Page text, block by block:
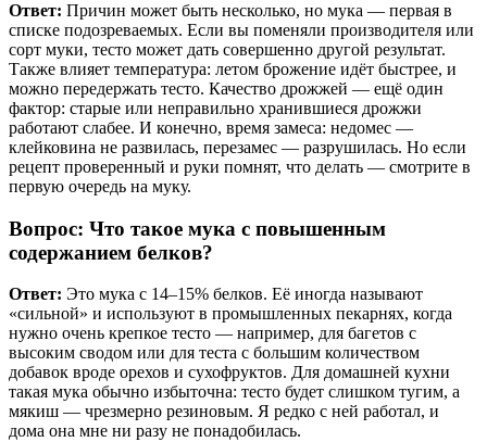
Ответ: Причин может быть несколько, но мука — первая в
списке подозреваемых. Если вы поменяли производителя или
сорт муки, тесто может дать совершенно другой результат.
Также влияет температура: летом брожение идёт быстрее, и
можно передержать тесто. Качество дрожжей — ещё один
фактор: старые или неправильно хранившиеся дрожжи
работают слабее. И конечно, время замеса: недомес —
клейковина не развилась, перезамес — разрушилась. Но если
рецепт проверенный и руки помнят, что делать — смотрите в
первую очередь на муку.
Вопрос: Что такое мука с повышенным
содержанием белков?
Ответ: Это мука с 14–15% белков. Её иногда называют
«сильной» и используют в промышленных пекарнях, когда
нужно очень крепкое тесто — например, для багетов с
высоким сводом или для теста с большим количеством
добавок вроде орехов и сухофруктов. Для домашней кухни
такая мука обычно избыточна: тесто будет слишком тугим, а
мякиш — чрезмерно резиновым. Я редко с ней работал, и
дома она мне ни разу не понадобилась.